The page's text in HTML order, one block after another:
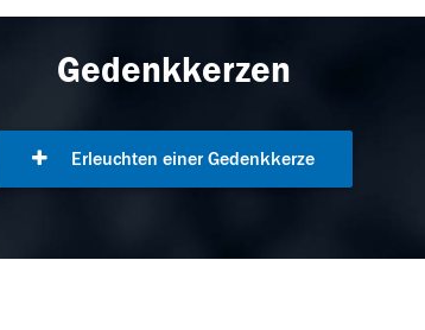
Gedenkkerzen
Erleuchten einer Gedenkkerze